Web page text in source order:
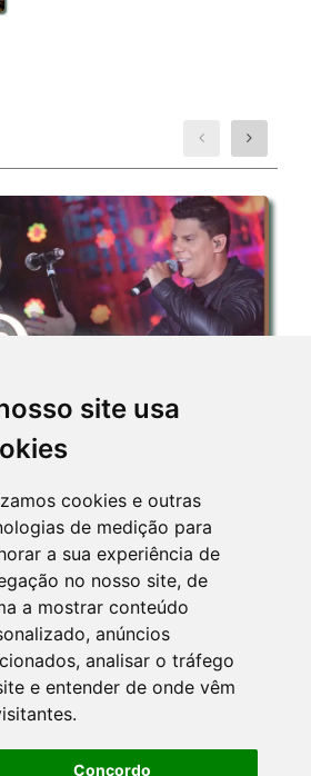
site usa
cookies e outras
de medição para
a sua experiência de
no nosso site, de
a mostrar conteúdo
anúncios
analisar o tráfego
e entender de onde vêm
Concordo
em Contato: